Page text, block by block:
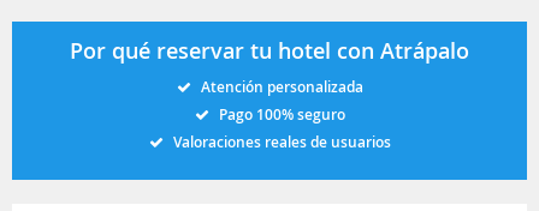
Por qué reservar tu hotel con Atrápalo
Atención personalizada
Pago 100% seguro
Valoraciones reales de usuarios